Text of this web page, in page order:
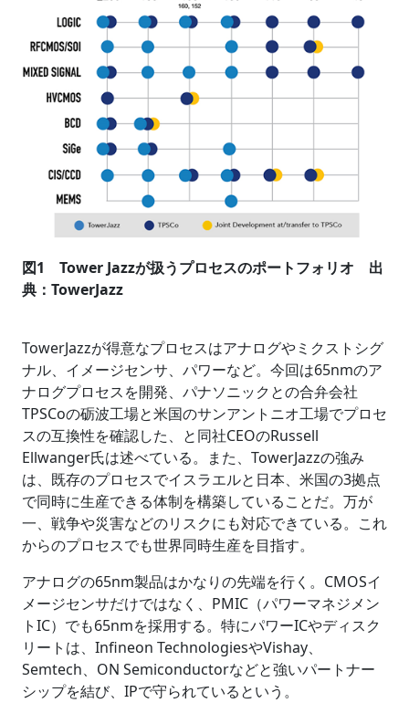
図1 Tower Jazzが扱うプロセスのポートフォリオ 出
典：TowerJazz
TowerJazzが得意なプロセスはアナログやミクストシグ
ナル、イメージセンサ、パワーなど。今回は65nmのア
ナログプロセスを開発、パナソニックとの合弁会社
TPSCoの砺波工場と米国のサンアントニオ工場でプロセ
スの互換性を確認した、と同社CEOのRussell
Ellwanger氏は述べている。また、TowerJazzの強み
は、既存のプロセスでイスラエルと日本、米国の3拠点
で同時に生産できる体制を構築していることだ。万が
一、戦争や災害などのリスクにも対応できている。これ
からのプロセスでも世界同時生産を目指す。
アナログの65nm製品はかなりの先端を行く。CMOSイ
メージセンサだけではなく、PMIC（パワーマネジメン
トIC）でも65nmを採用する。特にパワーICやディスク
リートは、Infineon TechnologiesやVishay、
Semtech、ON Semiconductorなどと強いパートナー
シップを結び、IPで守られているという。